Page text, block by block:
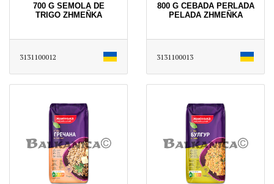
700 G SEMOLA DE
TRIGO ZHMEÑKA
3131100012
800 G CEBADA PERLADA
PELADA ZHMEÑKA
3131100013